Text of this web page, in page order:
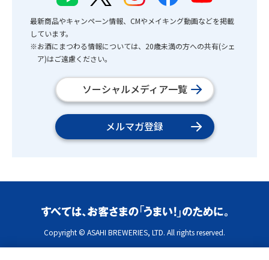
最新商品やキャンペーン情報、CMやメイキング動画などを掲載
しています。
※お酒にまつわる情報については、20歳未満の方への共有(シェ
ア)はご遠慮ください。
ソーシャルメディア一覧
メルマガ登録
Copyright © ASAHI BREWERIES, LTD. All rights reserved.